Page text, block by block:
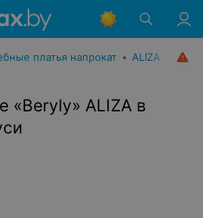
платья напрокат • ALIZA
«Beryly» ALIZA в